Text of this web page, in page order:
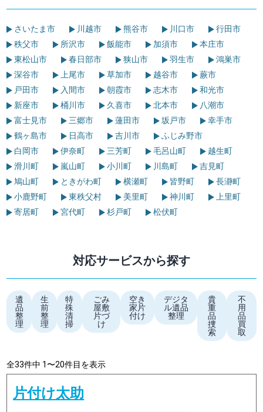
さいたま市 川越市 熊谷市 川口市
行田市
秩父市
所沢市 飯能市 加須市
本庄市
東松山市
春日部市 狭山市 羽生市
鴻巣市
深谷市
上尾市 草加市 越谷市
蕨市
戸田市
入間市 朝霞市 志木市
和光市
新座市
桶川市 久喜市 北本市
八潮市
富士見市
三郷市 蓮田市 坂戸市
幸手市
鶴ヶ島市
日高市 吉川市
ふじみ野市
白岡市
伊奈町 三芳町 毛呂山町
越生町
滑川町
嵐山町 小川町 川島町
吉見町
鳩山町
ときがわ町 横瀬町 皆野町
長瀞町
小鹿野町
東秩父村 美里町 神川町
上里町
寄居町
宮代町 杉戸町 松伏町
対応サービスから探す
遺
品
整
理
生
前
整
理
特
殊
清
掃
ごみ
屋敷
片づ
け
空き
家片
付け
デジタ
ル遺品
整理
貴
重
品
捜
索
不
用
品
買
取
全33件中 1〜20件目を表示
片付け太助